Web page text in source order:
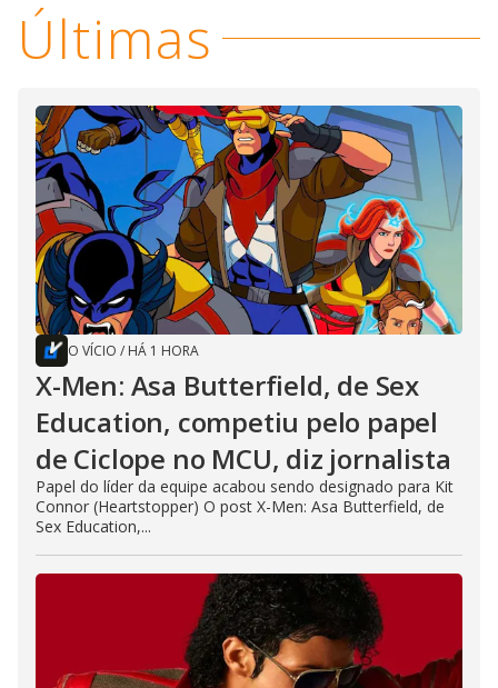
Últimas
O VÍCIO / HÁ 1 HORA
X-Men: Asa Butterfield, de Sex
Education, competiu pelo papel
de Ciclope no MCU, diz jornalista
Papel do líder da equipe acabou sendo designado para Kit
Connor (Heartstopper) O post X-Men: Asa Butterfield, de
Sex Education,...